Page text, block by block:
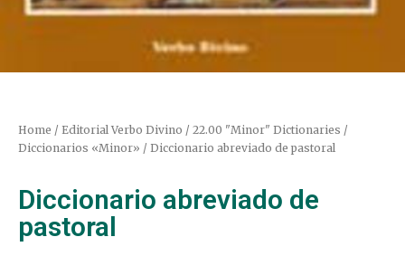
Home / Editorial Verbo Divino / 22.00 "Minor" Dictionaries /
Diccionarios «Minor» / Diccionario abreviado de pastoral
Diccionario abreviado de
pastoral